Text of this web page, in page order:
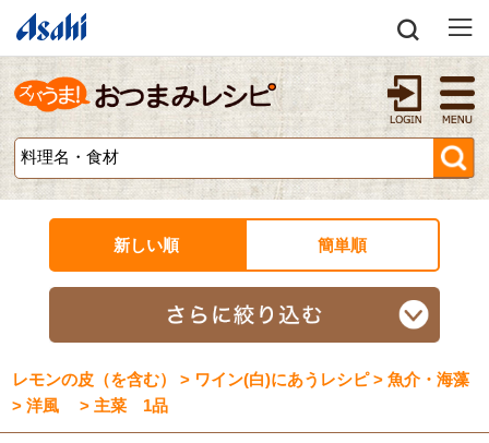
新しい順 簡単順
レモンの皮（を含む） > ワイン(白)にあうレシピ > 魚介・海藻
> 洋風 > 主菜 1品